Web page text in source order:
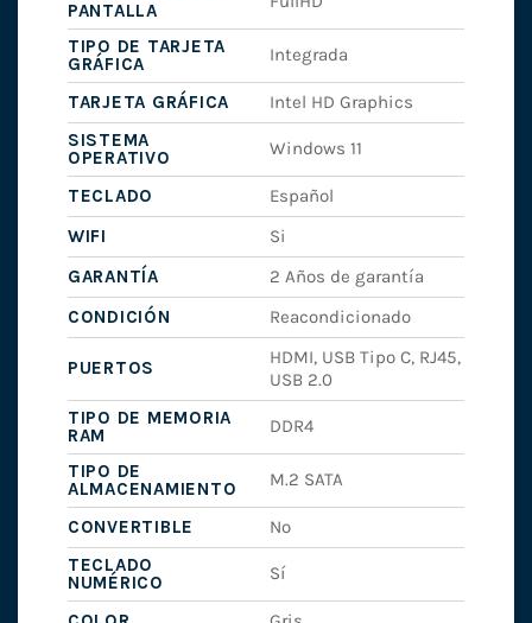
PANTALLA
TIPO DE TARJETA
GRÁFICA
Integrada
TARJETA GRÁFICA
Intel HD Graphics
SISTEMA
OPERATIVO
Windows 11
TECLADO
Español
WIFI
Si
GARANTÍA
2 Años de garantía
CONDICIÓN
Reacondicionado
PUERTOS
HDMI, USB Tipo C, RJ45,
USB 2.0
TIPO DE MEMORIA
RAM
DDR4
TIPO DE
ALMACENAMIENTO
M.2 SATA
CONVERTIBLE
No
TECLADO
NUMÉRICO
Sí